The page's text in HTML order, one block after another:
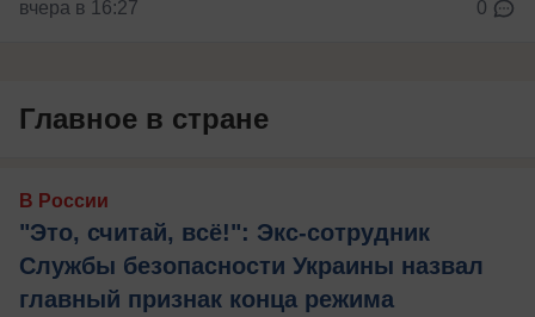
вчера в 16:27 0
Главное в стране
В России
"Это, считай, всё!": Экс-сотрудник
Службы безопасности Украины назвал
главный признак конца режима